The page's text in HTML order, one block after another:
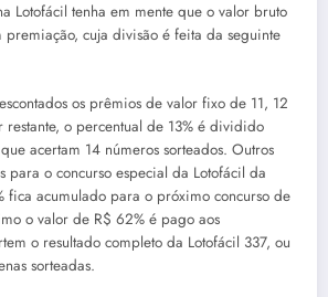
Lotofácil tenha em mente que o valor bruto
cuja divisão é feita da seguinte
os prêmios de valor fixo de 11, 12
restante, o percentual de 13% é dividido
acertam 14 números sorteados. Outros
para o concurso especial da Lotofácil da
fica acumulado para o próximo concurso de
o valor de R$ 62% é pago aos
o resultado completo da Lotofácil 337, ou
sorteadas.